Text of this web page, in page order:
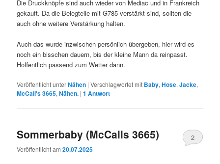
Die Druckknöpfe sind auch wieder von Mediac und in Frankreich
gekauft. Da die Belegteile mit G785 verstärkt sind, sollten die
auch ohne weitere Verstärkung halten.
Auch das wurde inzwischen persönlich übergeben, hier wird es
noch ein bisschen dauern, bis der kleine Mann da reinpasst.
Hoffentlich passend zum Wetter dann.
Veröffentlicht unterNähen |Verschlagwortet mit Baby,Hose,Jacke,
McCall's 3665,Nähen. |1 Antwort
Sommerbaby (McCalls 3665)
Veröffentlicht am20.07.2025
2